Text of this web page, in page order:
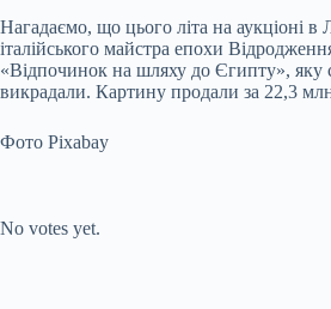
Нагадаємо, що цього літа на аукціоні
італійського майстра епохи
«Відпочинок на шляху до Єгипту», яку
викрадали. Картину продали за 22,3
Фото Pixabay
No votes yet.